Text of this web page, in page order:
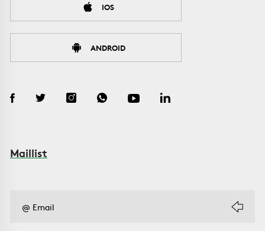
IOS
ANDROID
Maillist